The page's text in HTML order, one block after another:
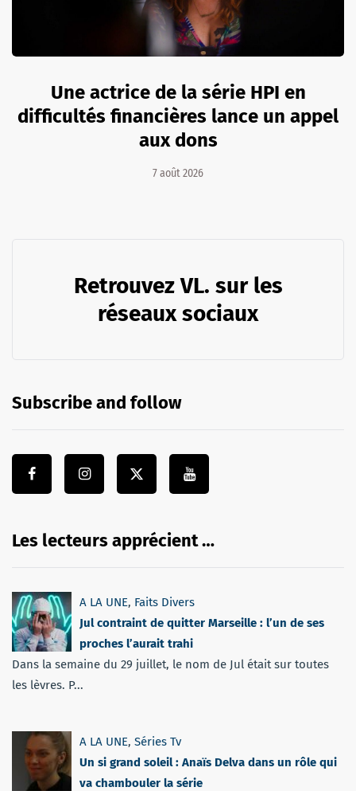
Une actrice de la série HPI en
difficultés financières lance un appel
aux dons
7 août 2026
Retrouvez VL. sur les
réseaux sociaux
Subscribe and follow
Les lecteurs apprécient …
A LA UNE, Faits Divers
Jul contraint de quitter Marseille : l’un de ses
proches l’aurait trahi
Dans la semaine du 29 juillet, le nom de Jul était sur toutes
les lèvres. P...
A LA UNE, Séries Tv
Un si grand soleil : Anaïs Delva dans un rôle qui
va chambouler la série